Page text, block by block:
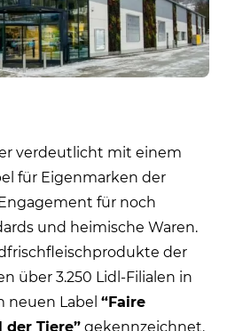
verdeutlicht mit einem
für Eigenmarken der
für noch
und heimische Waren.
der
über 3.250 Lidl-Filialen in
Label “Faire
der Tiere” gekennzeichnet.